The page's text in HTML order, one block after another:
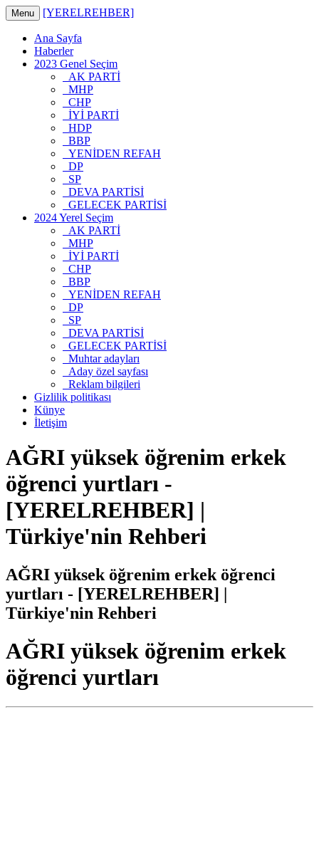
Menu [YERELREHBER]
Ana Sayfa
Haberler
2023 Genel Seçim
AK PARTİ
MHP
CHP
İYİ PARTİ
HDP
BBP
YENİDEN REFAH
DP
SP
DEVA PARTİSİ
GELECEK PARTİSİ
2024 Yerel Seçim
AK PARTİ
MHP
İYİ PARTİ
CHP
BBP
YENİDEN REFAH
DP
SP
DEVA PARTİSİ
GELECEK PARTİSİ
Muhtar adayları
Aday özel sayfası
Reklam bilgileri
Gizlilik politikası
Künye
İletişim
AĞRI yüksek öğrenim erkek
öğrenci yurtları -
[YERELREHBER] |
Türkiye'nin Rehberi
AĞRI yüksek öğrenim erkek öğrenci
yurtları - [YERELREHBER] |
Türkiye'nin Rehberi
AĞRI yüksek öğrenim erkek
öğrenci yurtları